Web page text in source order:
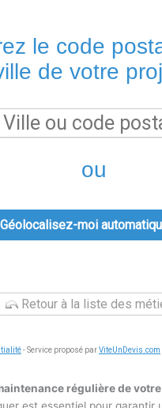
le code
de votre
ou
Géolocalisez-moi
Retour à la liste des
- Service proposé parViteUnDevis.com
régulière de
est essentiel pour garantir